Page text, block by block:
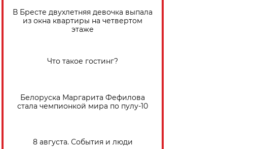
В Бресте двухлетняя девочка выпала
из окна квартиры на четвертом
этаже
Что такое гостинг?
Белоруска Маргарита Фефилова
стала чемпионкой мира по пулу-10
8 августа. События и люди